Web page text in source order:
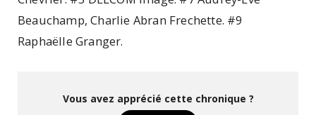
Beauchamp, Charlie Abran Frechette. #9
Raphaëlle Granger.
Vous avez apprécié cette chronique ?